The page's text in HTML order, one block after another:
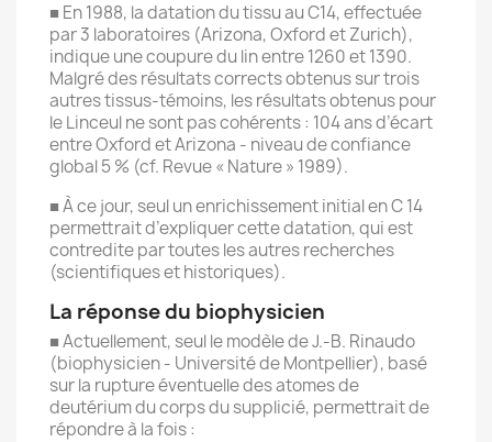
■ En 1988, la datation du tissu au C14, effectuée
par 3 laboratoires (Arizona, Oxford et Zurich),
indique une coupure du lin entre 1260 et 1390.
Malgré des résultats corrects obtenus sur trois
autres tissus-témoins, les résultats obtenus pour
le Linceul ne sont pas cohérents : 104 ans d’écart
entre Oxford et Arizona - niveau de confiance
global 5 % (cf. Revue « Nature » 1989).
■ À ce jour, seul un enrichissement initial en C 14
permettrait d’expliquer cette datation, qui est
contredite par toutes les autres recherches
(scientifiques et historiques).
La réponse du biophysicien
■ Actuellement, seul le modèle de J.-B. Rinaudo
(biophysicien - Université de Montpellier), basé
sur la rupture éventuelle des atomes de
deutérium du corps du supplicié, permettrait de
répondre à la fois :